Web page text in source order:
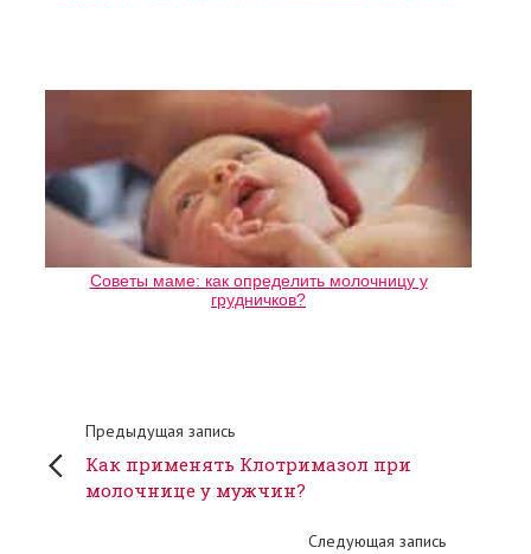
Советы маме: как определить молочницу у
грудничков?
Предыдущая запись
Как применять Клотримазол при
молочнице у мужчин?
Следующая запись